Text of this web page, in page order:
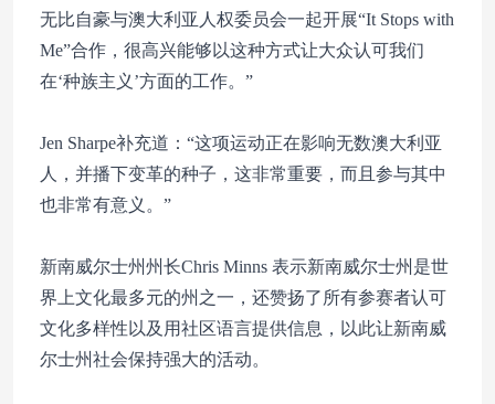
无比自豪与澳大利亚人权委员会一起开展“It Stops with
Me”合作，很高兴能够以这种方式让大众认可我们
在‘种族主义’方面的工作。”
Jen Sharpe补充道：“这项运动正在影响无数澳大利亚
人，并播下变革的种子，这非常重要，而且参与其中
也非常有意义。”
新南威尔士州州长Chris Minns 表示新南威尔士州是世
界上文化最多元的州之一，还赞扬了所有参赛者认可
文化多样性以及用社区语言提供信息，以此让新南威
尔士州社会保持强大的活动。